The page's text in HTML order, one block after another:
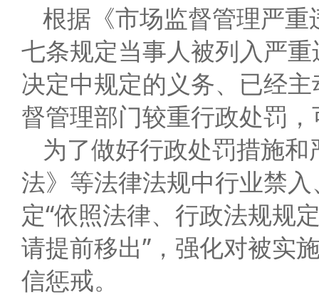
根据《市场监督管理严
七条规定当事人被列入严
决定中规定的义务、已经
督管理部门较重行政处罚
为了做好行政处罚措施
法》等法律法规中行业禁
定“依照法律、行政法规规
请提前移出”，强化对被实
信惩戒。